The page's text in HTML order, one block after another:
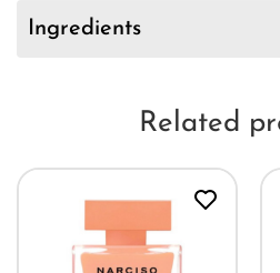
Ingredients
Related